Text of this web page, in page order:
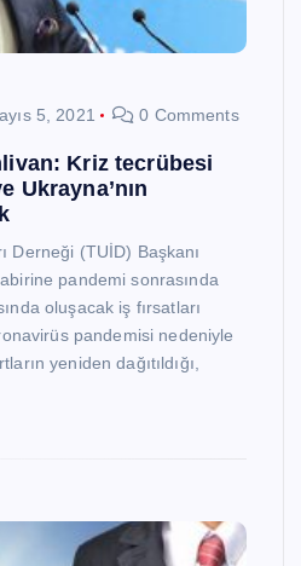
5, 2021 0 Comments
Kriz tecrübesi
Ukrayna’nın
Derneği (TUİD) Başkanı
pandemi sonrasında
oluşacak iş fırsatları
pandemisi nedeniyle
yeniden dağıtıldığı,